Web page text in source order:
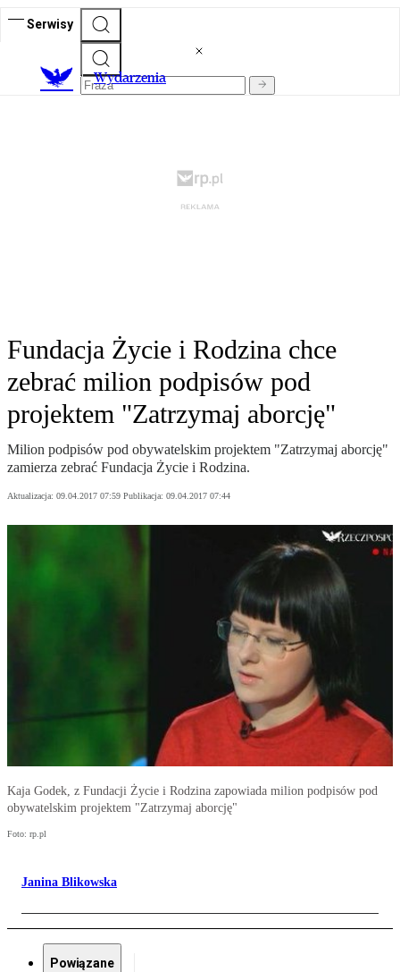
Serwisy
Wydarzenia
Fundacja Życie i Rodzina chce
zebrać milion podpisów pod
projektem "Zatrzymaj aborcję"
Milion podpisów pod obywatelskim projektem "Zatrzymaj aborcję"
zamierza zebrać Fundacja Życie i Rodzina.
Aktualizacja: 09.04.2017 07:59 Publikacja: 09.04.2017 07:44
Kaja Godek, z Fundacji Życie i Rodzina zapowiada milion podpisów pod
obywatelskim projektem "Zatrzymaj aborcję"
Foto: rp.pl
Janina Blikowska
Powiązane